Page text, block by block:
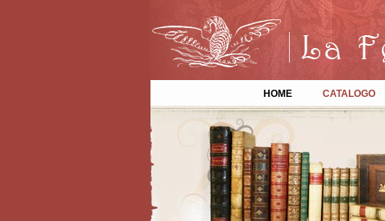
HOME CATALOGO